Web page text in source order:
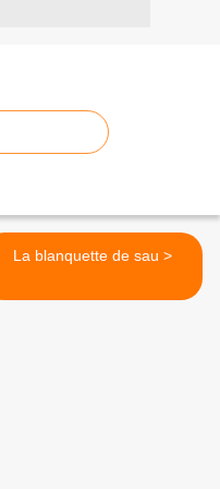
La blanquette de sau >